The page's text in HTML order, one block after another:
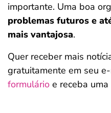
importante. Uma boa
problemas futuros e
mais vantajosa.
Quer receber mais
gratuitamente em seu
formulário e receba